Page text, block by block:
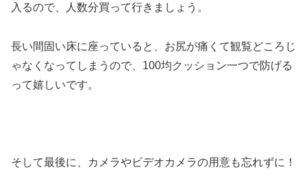
入るので、人数分買って行きましょう。
長い間固い床に座っていると、お尻が痛くて観覧どころじ
ゃなくなってしまうので、100均クッション一つで防げる
って嬉しいです。
そして最後に、カメラやビデオカメラの用意も忘れずに！